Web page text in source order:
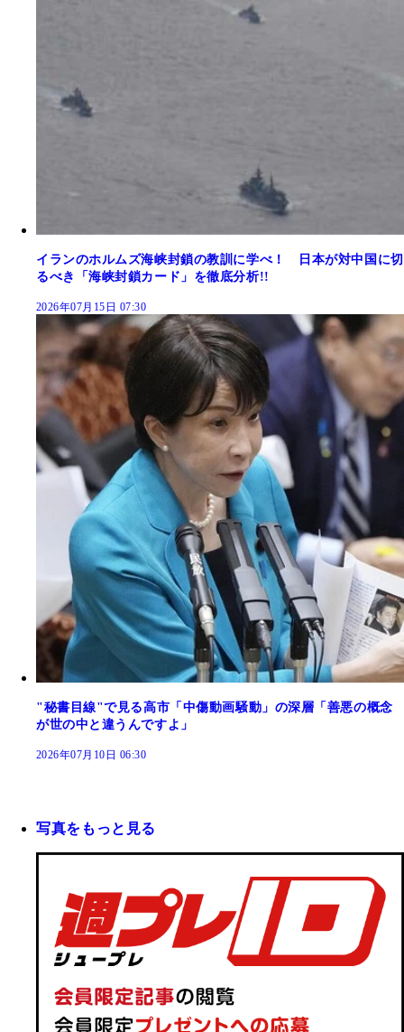
イランのホルムズ海峡封鎖の教訓に学べ！ 日本が対中国に切
るべき「海峡封鎖カード」を徹底分析!!
2026年07月15日 07:30
"秘書目線"で見る高市「中傷動画騒動」の深層「善悪の概念
が世の中と違うんですよ」
2026年07月10日 06:30
写真をもっと見る